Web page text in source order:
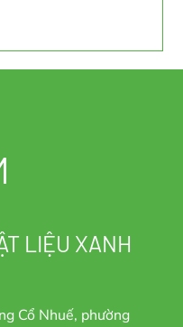
LIỆU XANH
Cổ Nhuế, phường